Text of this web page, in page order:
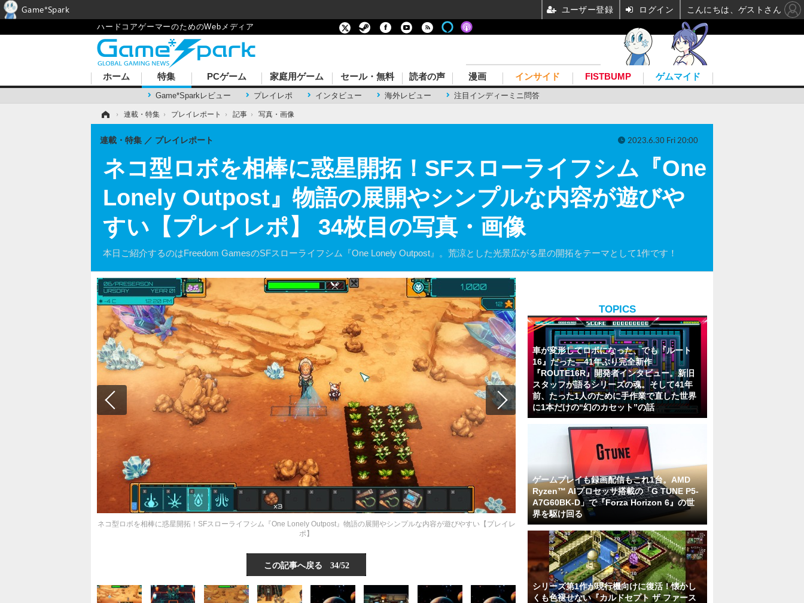
ハードコアゲーマーのためのWebメディア
ホーム 特集
Game*Sparkレビュー プレイレポ インタビュー 海外レビュー 注目インディーミニ問答
PCゲーム 家庭用ゲーム セール・無料 読者の声 漫画 インサイド FISTBUMP ゲムマイド
› 連載・特集 › プレイレポート › 記事 › 写真・画像
ネコ型ロボを相棒に惑星開拓！SFスローライフシム『One
Lonely Outpost』物語の展開やシンプルな内容が遊びや
すい【プレイレポ】 34枚目の写真・画像
本日ご紹介するのはFreedom GamesのSFスローライフシム『One Lonely Outpost』。荒涼とした光景広がる星の開拓をテーマとして1作です！
連載・特集 プレイレポート 2023.6.30 Fri 20:00
ネコ型ロボを相棒に惑星開拓！SFスローライフシム『One Lonely Outpost』物語の展開やシンプルな内容が遊びやすい【プレイレ
ポ】
この記事へ戻る 34/52
TOPICS
車が変形してロボになった、でも『ルート
16』だった―41年ぶり完全新作
『ROUTE16R』開発者インタビュー。新旧
スタッフが語るシリーズの魂。そして41年
前、たった1人のために手作業で直した世界
に1本だけの“幻のカセット”の話
ゲームプレイも録画配信もこれ1台。AMD
Ryzen™ AIプロセッサ搭載の「G TUNE P5-
A7G60BK-D」で『Forza Horizon 6』の世
界を駆け回る
シリーズ第1作が現行機向けに復活！懐かし
くも色褪せない『カルドセプト ザ ファース
Game*Spark ユーザー登録 ログイン こんにちは、ゲストさん